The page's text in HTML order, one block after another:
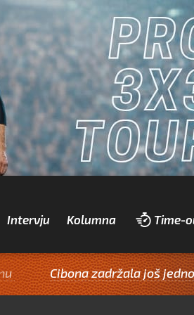
Intervju Kolumna Time-
zadržala još jednog